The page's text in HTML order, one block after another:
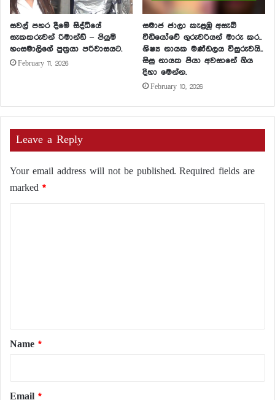
සවල් පහර දීමේ සිද්ධියේ
සැකකරුවන් රිමාන්ඩ් – පියුමි
හංසමාලිගේ පුත්‍රයා පරිවාසයට.
February 11, 2026
සමාජ ජාලා කැළඹූ අසැබි
වීඩියෝවේ ගුරුවරියන් මාරු කර..
ශිෂ්‍ය නායක මණ්ඩලය විසුරුවයි..
සිසු නායක පියා අවසානේ ගිය
දිහා මෙන්න.
February 10, 2026
Leave a Reply
Your email address will not be published. Required fields are
marked *
*
Name *
Email *